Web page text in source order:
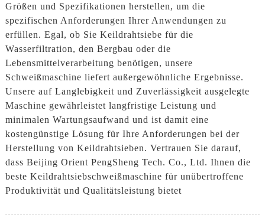
Größen und Spezifikationen herstellen, um die
spezifischen Anforderungen Ihrer Anwendungen zu
erfüllen. Egal, ob Sie Keildrahtsiebe für die
Wasserfiltration, den Bergbau oder die
Lebensmittelverarbeitung benötigen, unsere
Schweißmaschine liefert außergewöhnliche Ergebnisse.
Unsere auf Langlebigkeit und Zuverlässigkeit ausgelegte
Maschine gewährleistet langfristige Leistung und
minimalen Wartungsaufwand und ist damit eine
kostengünstige Lösung für Ihre Anforderungen bei der
Herstellung von Keildrahtsieben. Vertrauen Sie darauf,
dass Beijing Orient PengSheng Tech. Co., Ltd. Ihnen die
beste Keildrahtsiebschweißmaschine für unübertroffene
Produktivität und Qualitätsleistung bietet